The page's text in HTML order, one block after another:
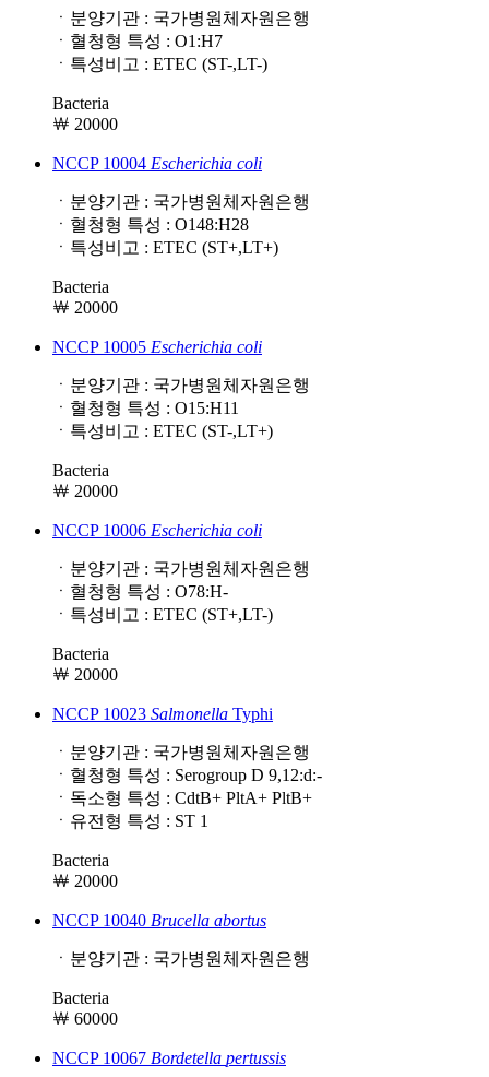
ㆍ분양기관 : 국가병원체자원은행
ㆍ혈청형 특성 : O1:H7
ㆍ특성비고 : ETEC (ST-,LT-)
Bacteria
￦ 20000
NCCP 10004 Escherichia coli
ㆍ분양기관 : 국가병원체자원은행
ㆍ혈청형 특성 : O148:H28
ㆍ특성비고 : ETEC (ST+,LT+)
Bacteria
￦ 20000
NCCP 10005 Escherichia coli
ㆍ분양기관 : 국가병원체자원은행
ㆍ혈청형 특성 : O15:H11
ㆍ특성비고 : ETEC (ST-,LT+)
Bacteria
￦ 20000
NCCP 10006 Escherichia coli
ㆍ분양기관 : 국가병원체자원은행
ㆍ혈청형 특성 : O78:H-
ㆍ특성비고 : ETEC (ST+,LT-)
Bacteria
￦ 20000
NCCP 10023 Salmonella Typhi
ㆍ분양기관 : 국가병원체자원은행
ㆍ혈청형 특성 : Serogroup D 9,12:d:-
ㆍ독소형 특성 : CdtB+ PltA+ PltB+
ㆍ유전형 특성 : ST 1
Bacteria
￦ 20000
NCCP 10040 Brucella abortus
ㆍ분양기관 : 국가병원체자원은행
Bacteria
￦ 60000
NCCP 10067 Bordetella pertussis